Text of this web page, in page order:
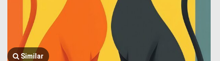
Similar